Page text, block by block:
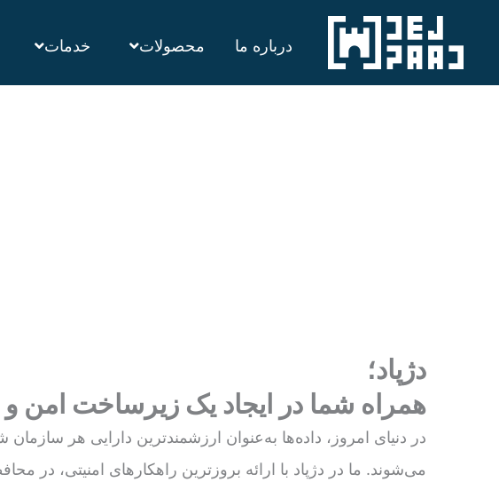
درباره ما محصولات خدمات
دژپاد؛
همراه شما در ایجاد یک زیرساخت امن
در دنیای امروز، داده‌ها به‌عنوان ارزشمندترین دارایی هر سازمان
می‌شوند. ما در دژپاد با ارائه بروزترین راهکارهای امنیتی، در